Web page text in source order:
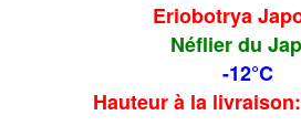
Eriobotrya
Néflier du
-12°C
Hauteur à la